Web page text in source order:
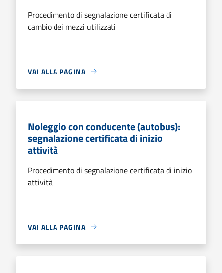
Procedimento di segnalazione certificata di
cambio dei mezzi utilizzati
VAI ALLA PAGINA
Noleggio con conducente (autobus):
segnalazione certificata di inizio
attività
Procedimento di segnalazione certificata di inizio
attività
VAI ALLA PAGINA